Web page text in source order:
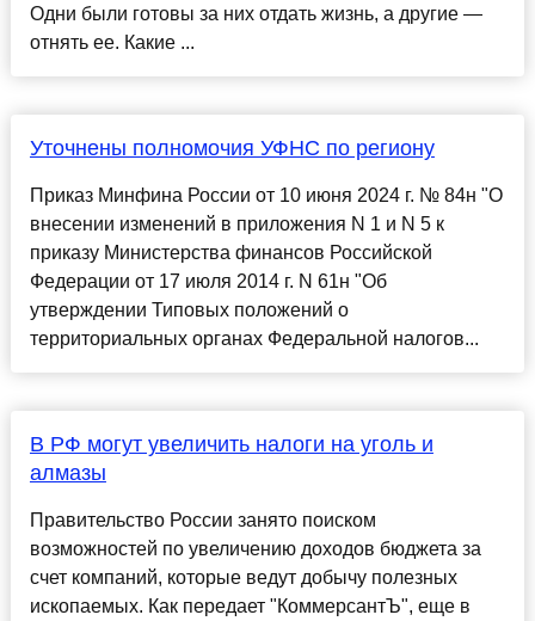
Одни были готовы за них отдать жизнь, а другие —
отнять ее. Какие ...
Уточнены полномочия УФНС по региону
Приказ Минфина России от 10 июня 2024 г. № 84н "О
внесении изменений в приложения N 1 и N 5 к
приказу Министерства финансов Российской
Федерации от 17 июля 2014 г. N 61н "Об
утверждении Типовых положений о
территориальных органах Федеральной налогов...
В РФ могут увеличить налоги на уголь и
алмазы
Правительство России занято поиском
возможностей по увеличению доходов бюджета за
счет компаний, которые ведут добычу полезных
ископаемых. Как передает "КоммерсантЪ", еще в